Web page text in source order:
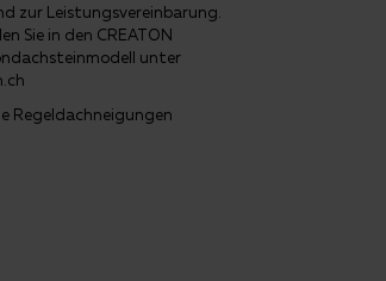
zur Leistungsvereinbarung.
Sie in den CREATON
unter
Regeldachneigungen